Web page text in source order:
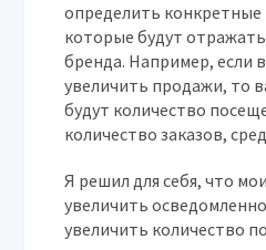
определить
которые будут
бренда. Например, если
увеличить продажи, то
будут количество
количество заказов,
Я решил для себя, что
увеличить
увеличить количество